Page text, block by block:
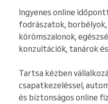
Ingyenes online
fodrászatok,
körömszalonok,
konzultációk, tanárok
Tartsa kézben
csapatkezeléssel,
és biztonságos online